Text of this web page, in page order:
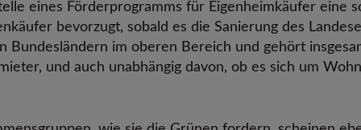
eines Förderprogramms für Eigenheimkäufer eine
bevorzugt, sobald es die Sanierung des
Bundesländern im oberen Bereich und gehört
und auch unabhängig davon, ob es sich um